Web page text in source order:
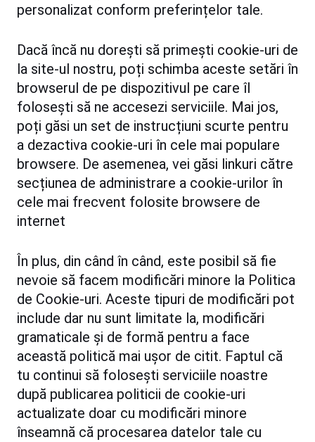
personalizat conform preferințelor tale.
Dacă încă nu dorești să primești cookie-uri de
la site-ul nostru, poți schimba aceste setări în
browserul de pe dispozitivul pe care îl
folosești să ne accesezi serviciile. Mai jos,
poți găsi un set de instrucțiuni scurte pentru
a dezactiva cookie-uri în cele mai populare
browsere. De asemenea, vei găsi linkuri către
secțiunea de administrare a cookie-urilor în
cele mai frecvent folosite browsere de
internet
În plus, din când în când, este posibil să fie
nevoie să facem modificări minore la Politica
de Cookie-uri. Aceste tipuri de modificări pot
include dar nu sunt limitate la, modificări
gramaticale și de formă pentru a face
această politică mai ușor de citit. Faptul că
tu continui să folosești serviciile noastre
după publicarea politicii de cookie-uri
actualizate doar cu modificări minore
înseamnă că procesarea datelor tale cu